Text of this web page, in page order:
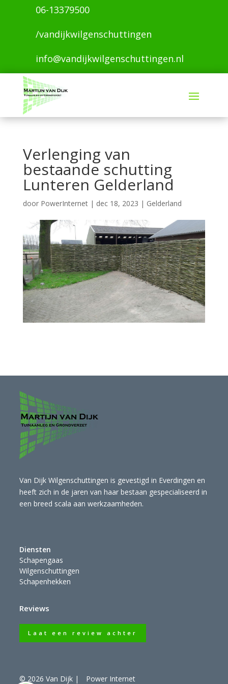
06-13379500
/vandijkwilgenschuttingen
info@vandijkwilgenschuttingen.nl
Verlenging van
bestaande schutting
Lunteren Gelderland
door PowerInternet| dec 18, 2023 | Gelderland
Van Dijk Wilgenschuttingen is gevestigd in Everdingen en
heeft zich in de jaren van haar bestaan gespecialiseerd in
een breed scala aan werkzaamheden.
Diensten
Schapengaas
Wilgenschuttingen
Schapenhekken
Reviews
Laat een review achter
© 2026 Van Dijk | Power Internet